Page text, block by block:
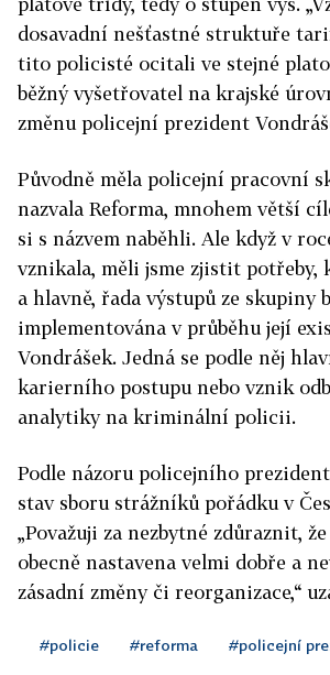
dosavadní nešťastné struktuře
tito policisté ocitali ve stejné
běžný vyšetřovatel na krajské
změnu policejní prezident
Původně měla policejní pracovní
nazvala Reforma, mnohem větší
si s názvem naběhli. Ale když v
vznikala, měli jsme zjistit potřeby,
a hlavně, řada výstupů ze skupiny
implementována v průběhu její
Vondrášek. Jedná se podle něj
karierního postupu nebo vznik
analytiky na kriminální policii.
Podle názoru policejního
stav sboru strážníků pořádku v
„Považuji za nezbytné zdůraznit,
obecně nastavena velmi dobře a
zásadní změny či reorganizace,“
#policie #reforma #policejní